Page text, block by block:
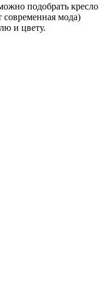
подобрать кресло
современная мода)
и цвету.